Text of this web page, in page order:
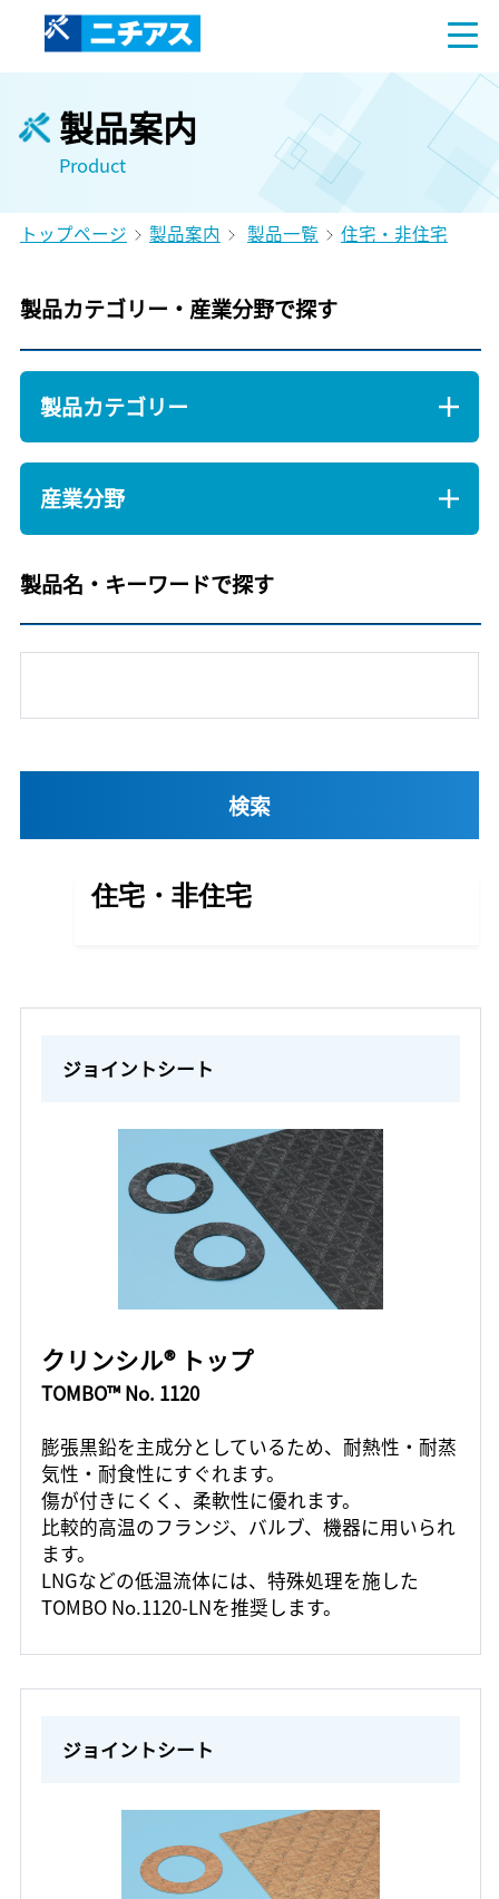
製品案内
Product
トップページ 製品案内 製品一覧 住宅・非住宅
製品カテゴリー・産業分野で探す
製品カテゴリー
産業分野
製品名・キーワードで探す
住宅・非住宅
ジョイントシート
クリンシル® トップ
TOMBO™ No. 1120
膨張黒鉛を主成分としているため、耐熱性・耐蒸
気性・耐食性にすぐれます。
傷が付きにくく、柔軟性に優れます。
比較的高温のフランジ、バルブ、機器に用いられ
ます。
LNGなどの低温流体には、特殊処理を施した
TOMBO No.1120-LNを推奨します。
ジョイントシート